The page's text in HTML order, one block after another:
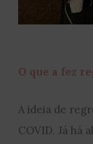
O que a fez
A ideia de
COVID. Já há